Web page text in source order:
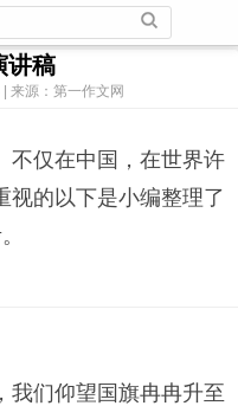
讲稿
来源：第一作文网
不仅在中国，在世界许
视的以下是小编整理了
我们仰望国旗冉冉升至